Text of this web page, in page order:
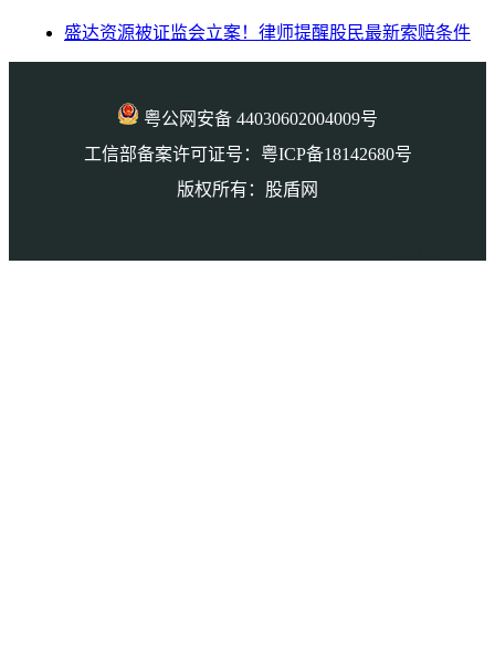
盛达资源被证监会立案！律师提醒股民最新索赔条件
粤公网安备 44030602004009号
工信部备案许可证号：粤ICP备18142680号
版权所有：股盾网